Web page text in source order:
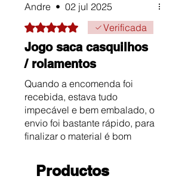
Andre • 02 jul 2025
Obtuvo 5 de 5 estrellas.Verificada
Jogo saca casquilhos
/ rolamentos
Quando a encomenda foi
recebida, estava tudo
impecável e bem embalado, o
envio foi bastante rápido, para
finalizar o material é bom
Recomendo.
Productos